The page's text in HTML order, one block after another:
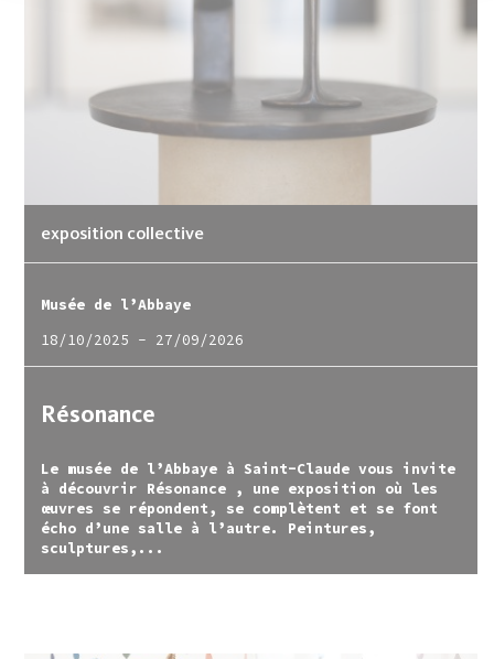
exposition collective
Résonance
Le musée de l’Abbaye à Saint-Claude vous invite
à découvrir Résonance , une exposition où les
œuvres se répondent, se complètent et se font
écho d’une salle à l’autre. Peintures,
sculptures,...
Musée de l’Abbaye
18/10/2025 - 27/09/2026